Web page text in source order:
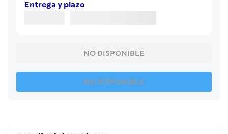
Entrega y plazo
NO DISPONIBLE
NO DISPONIBLE